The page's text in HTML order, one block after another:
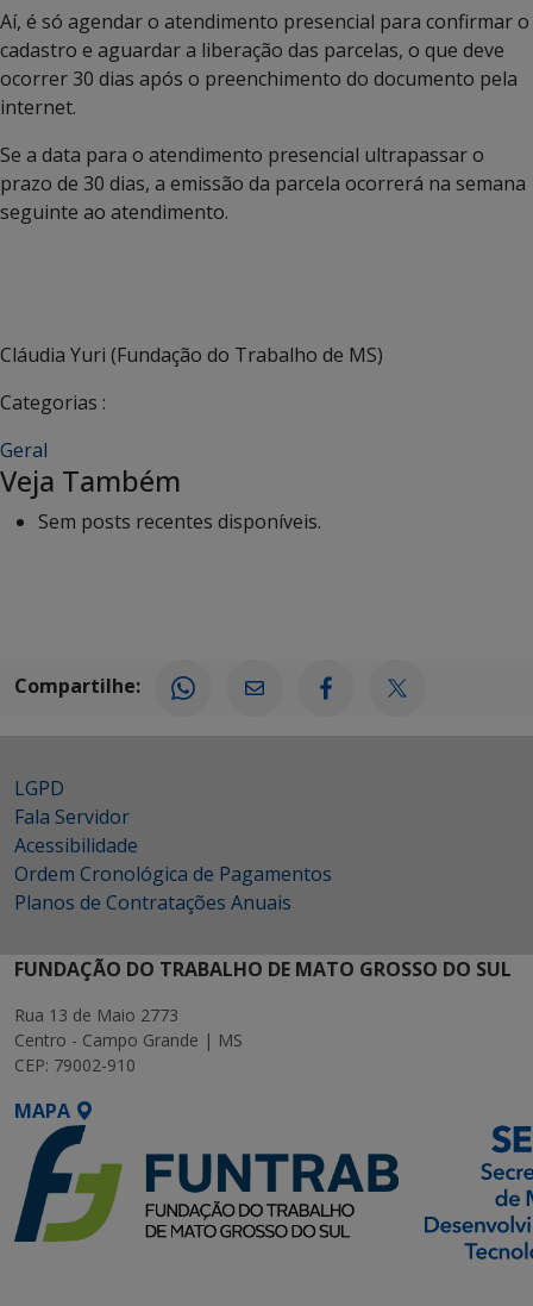
Aí, é só agendar o atendimento presencial para confirmar o
cadastro e aguardar a liberação das parcelas, o que deve
ocorrer 30 dias após o preenchimento do documento pela
internet.
Se a data para o atendimento presencial ultrapassar o
prazo de 30 dias, a emissão da parcela ocorrerá na semana
seguinte ao atendimento.
Cláudia Yuri (Fundação do Trabalho de MS)
Categorias :
Geral
Veja Também
Sem posts recentes disponíveis.
Compartilhe:
LGPD
Fala Servidor
Acessibilidade
Ordem Cronológica de Pagamentos
Planos de Contratações Anuais
FUNDAÇÃO DO TRABALHO DE MATO GROSSO DO SUL
Rua 13 de Maio 2773
Centro - Campo Grande | MS
CEP: 79002-910
MAPA